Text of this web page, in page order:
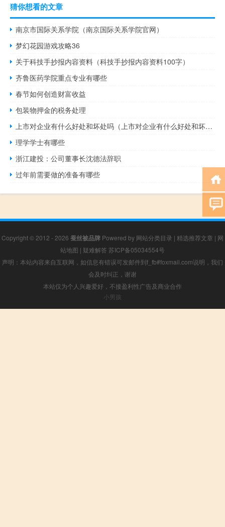
猜你想看的文章
南京市国际关系学院（南京国际关系学院官网）
梦幻花园游戏攻略36
关于科技手抄报内容资料（科技手抄报内容资料100字）
齐鲁医药学院重点专业有哪些
春节如何创造财富收益
包装物押金的税务处理
上市对企业有什么好处和坏处吗（上市对企业有什么好处和坏处）
理学学士有哪些
浙江建投：公司董事长沈德法辞职
过年前需要做的准备有哪些
Copyright © 2012 - 2026 蚕丝被品牌 Powered by 网站分类目录 | 精选推荐文章 | 网
站地图 | 疑难解答 苏ICP备05034554号
声明：本站内容来自互联网，如信息有错误可发邮件到f_fb#foxmail.com说明，我们
会及时纠正，谢谢
本站仅为个人兴趣爱好，不接盈利性广告及商业合作
小男孩